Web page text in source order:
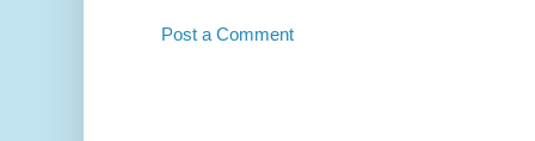
Post a Comment